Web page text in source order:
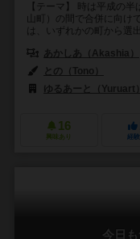
【テーマ】 時は平成の
山町）の間で合併に向け
は、いずれかの町から選
あかしあ（Akashia）
との（Tono）
ゆるあーと（Yuruart）
16
興味あり 経
今日